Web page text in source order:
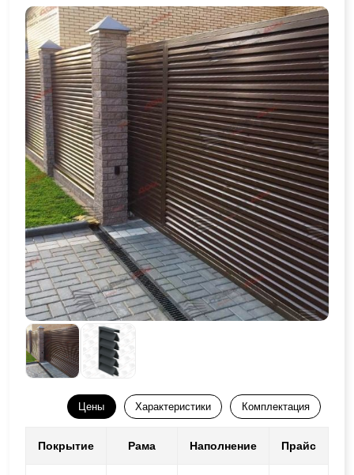
Цены Характеристики Комплектация
Покрытие Рама Наполнение Прайс